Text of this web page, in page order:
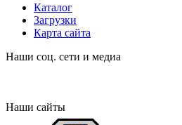
Каталог
Загрузки
Карта сайта
Наши соц. сети и медиа
Наши сайты